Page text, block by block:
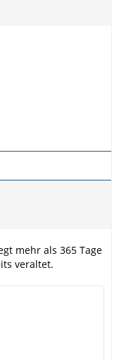
mehr als 365 Tage
veraltet.